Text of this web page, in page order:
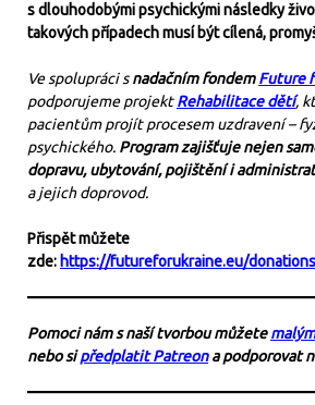
s dlouhodobými psychickými následky
takových případech musí být cílená,
Ve spolupráci snadačním fondemFuture
podporujeme projektRehabilitace dětí,
pacientům projít procesem uzdravení –
psychického. Program zajišťuje nejen
dopravu, ubytování, pojištění i
a jejich doprovod.
Přispět můžete
zde: https://futureforukraine.eu/
Pomoci nám s naší tvorbou můžete
nebo sipředplatit Patreona podporovat